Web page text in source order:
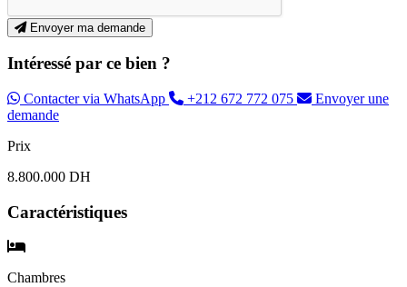
Envoyer ma demande
Intéressé par ce bien ?
Contacter via WhatsApp +212 672 772 075
Envoyer une
demande
Prix
8.800.000 DH
Caractéristiques
Chambres